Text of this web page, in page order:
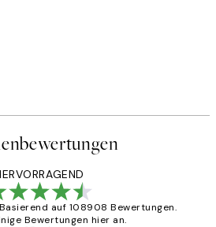
Basierend auf 108908 Bewertungen.
Bewertungen hier an.